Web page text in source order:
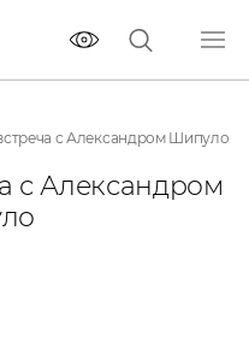
с Александром Шипуло
с Александром